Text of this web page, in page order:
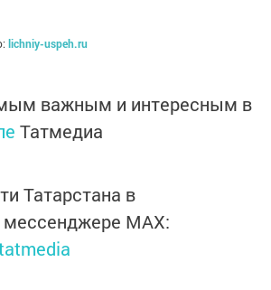
lichniy-uspeh.ru
важным и интересным в
Татмедиа
Татарстана в
MАХ: